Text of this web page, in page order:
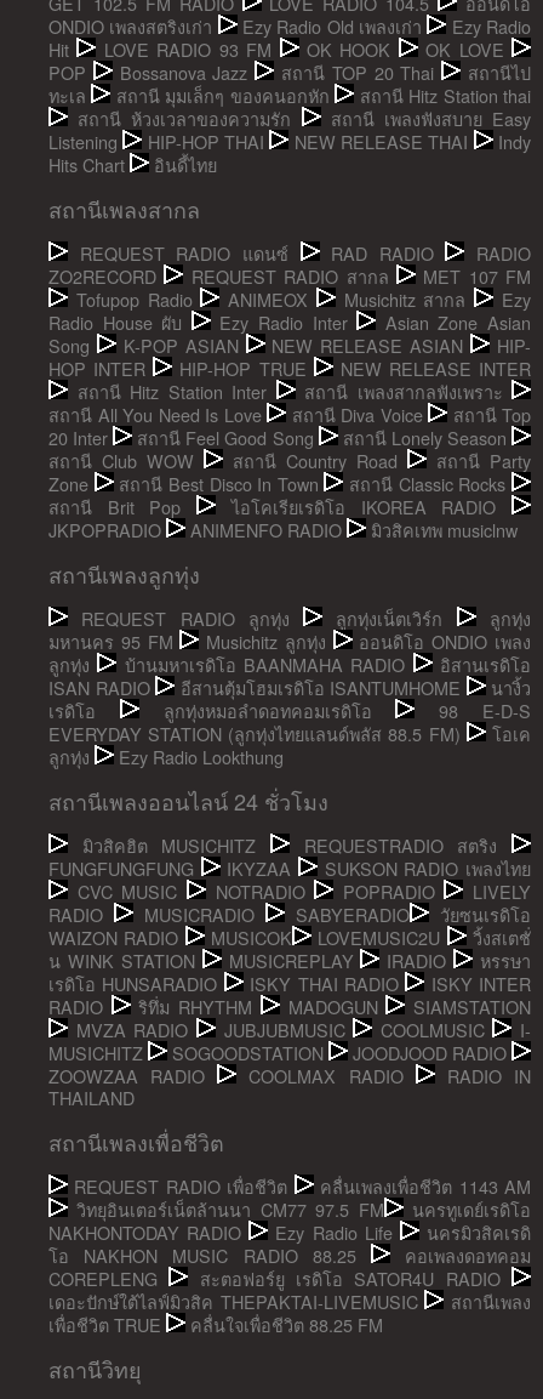
ONDIO เพลงสตริงเก่า
Ezy Radio Old เพลงเก่า
Ezy Radio
Hit
LOVE RADIO 93 FM OK HOOK
OK LOVE
POP
Bossanova Jazz สถานี TOP 20 Thai
สถานีไป
ทะเล
สถานี มุมเล็กๆ ของคนอกหัก
สถานี Hitz Station thai
สถานี ห้วงเวลาของความรัก
สถานี เพลงฟังสบาย Easy
Listening
HIP-HOP THAI NEW RELEASE THAI
Indy
Hits Chart
อินดี้ไทย
สถานีเพลงสากล
REQUEST RADIO แดนซ์ RAD RADIO
RADIO
ZO2RECORD
REQUEST RADIO สากล
MET 107 FM
Tofupop Radio
ANIMEOX Musichitz สากล
Ezy
Radio House ผับ
Ezy Radio Inter
Asian Zone Asian
Song
K-POP ASIAN NEW RELEASE ASIAN
HIP-
HOP INTER
HIP-HOP TRUE
NEW RELEASE INTER
สถานี Hitz Station Inter
สถานี เพลงสากลฟังเพราะ
สถานี All You Need Is Love
สถานี Diva Voice
สถานี Top
20 Inter
สถานี Feel Good Song
สถานี Lonely Season
สถานี Club WOW
สถานี Country Road
สถานี Party
Zone
สถานี Best Disco In Town
สถานี Classic Rocks
สถานี Brit Pop
ไอโคเรียเรดิโอ IKOREA RADIO
JKPOPRADIO
ANIMENFO RADIO มิวสิคเทพ musiclnw
สถานีเพลงลูกทุ่ง
REQUEST RADIO ลูกทุ่ง ลูกทุ่งเน็ตเวิร์ก
ลูกทุ่ง
มหานคร 95 FM
Musichitz ลูกทุ่ง
ออนดิโอ ONDIO เพลง
ลูกทุ่ง
บ้านมหาเรดิโอ BAANMAHA RADIO
อิสานเรดิโอ
ISAN RADIO
อีสานตุ้มโฮมเรดิโอ ISANTUMHOME
นางิ้ว
เรดิโอ
ลูกทุ่งหมอลำดอทคอมเรดิโอ
98 E-D-S
EVERYDAY STATION (ลูกทุ่งไทยแลนด์พลัส 88.5 FM)
โอเค
ลูกทุ่ง
Ezy Radio Lookthung
สถานีเพลงออนไลน์ 24 ชั่วโมง
มิวสิคฮิต MUSICHITZ
REQUESTRADIO สตริง
FUNGFUNGFUNG
IKYZAA
SUKSON RADIO เพลงไทย
CVC MUSIC
NOTRADIO POPRADIO
LIVELY
RADIO
MUSICRADIO SABYERADIO
วัยซนเรดิโอ
WAIZON RADIO
MUSICOK LOVEMUSIC2U
วิ้งสเตชั่
น WINK STATION
MUSICREPLAY IRADIO
หรรษา
เรดิโอ HUNSARADIO
ISKY THAI RADIO
ISKY INTER
RADIO
ริทึ่ม RHYTHM MADOGUN
SIAMSTATION
MVZA RADIO
JUBJUBMUSIC COOLMUSIC
I-
MUSICHITZ
SOGOODSTATION
JOODJOOD RADIO
ZOOWZAA RADIO
COOLMAX RADIO
RADIO IN
THAILAND
สถานีเพลงเพื่อชีวิต
REQUEST RADIO เพื่อชีวิต
คลื่นเพลงเพื่อชีวิต 1143 AM
วิทยุอินเตอร์เน็ตล้านนา CM77 97.5 FM
นครทูเดย์เรดิโอ
NAKHONTODAY RADIO
Ezy Radio Life
นครมิวสิคเรดิ
โอ NAKHON MUSIC RADIO 88.25
คอเพลงดอทคอม
COREPLENG
สะตอฟอร์ยู เรดิโอ SATOR4U RADIO
เดอะปักษ์ใต้ไลฟ์มิวสิค THEPAKTAI-LIVEMUSIC
สถานีเพลง
เพื่อชีวิต TRUE
คลื่นใจเพื่อชีวิต 88.25 FM
สถานีวิทยุ